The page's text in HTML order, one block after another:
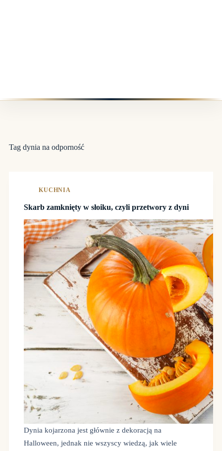
Tag dynia na odporność
KUCHNIA
Skarb zamknięty w słoiku, czyli przetwory z dyni
Dynia kojarzona jest głównie z dekoracją na
Halloween, jednak nie wszyscy wiedzą, jak wiele